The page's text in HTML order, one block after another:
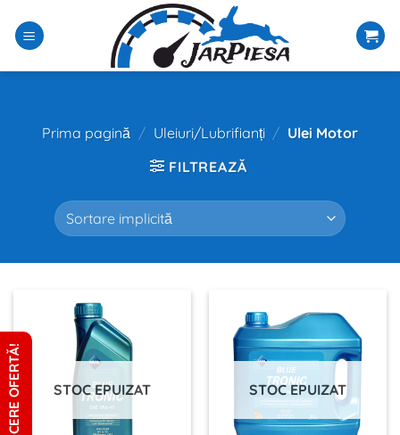
conținut
Prima pagină / Uleiuri/Lubrifianți / Ulei Motor
FILTREAZĂ
STOC EPUIZAT STOC EPUIZAT
CERE OFERTĂ!